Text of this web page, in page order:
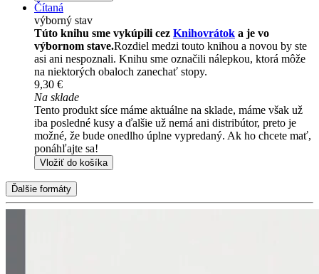
Čítaná
výborný stav
Túto knihu sme vykúpili cez Knihovrátok a je vo
výbornom stave.Rozdiel medzi touto knihou a novou by ste
asi ani nespoznali. Knihu sme označili nálepkou, ktorá môže
na niektorých obaloch zanechať stopy.
9,30 €
Na sklade
Tento produkt síce máme aktuálne na sklade, máme však už
iba posledné kusy a ďalšie už nemá ani distribútor, preto je
možné, že bude onedlho úplne vypredaný. Ak ho chcete mať,
ponáhľajte sa!
Vložiť do košíka
Ďalšie formáty